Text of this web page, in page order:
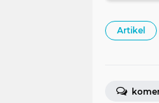
Artikel